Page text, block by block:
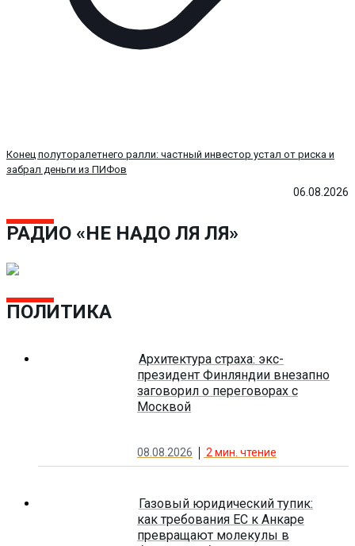
06.08.2026
Конец полуторалетнего ралли: частный инвестор устал от риска и
забрал деньги из ПИФов
РАДИО «НЕ НАДО ЛЯ ЛЯ»
ПОЛИТИКА
Архитектура страха: экс-
президент Финляндии внезапно
заговорил о переговорах с
Москвой
08.08.2026 2 мин. чтение
Газовый юридический тупик:
как требования ЕС к Анкаре
превращают молекулы в